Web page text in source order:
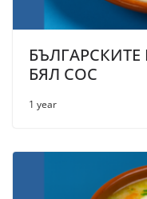
БЯЛ СОС
1 year